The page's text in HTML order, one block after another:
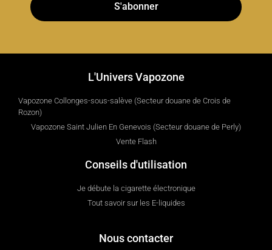
S'abonner
L'Univers Vapozone
Vapozone Collonges-sous-salève (Secteur douane de Crois de
Rozon)
Vapozone Saint Julien En Genevois (Secteur douane de Perly)
Vente Flash
Conseils d'utilisation
Je débute la cigarette électronique
Tout savoir sur les E-liquides
Nous contacter